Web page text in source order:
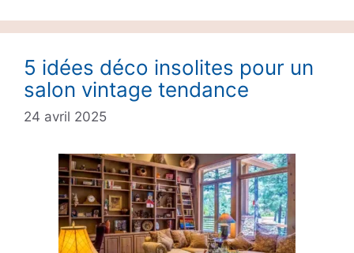
5 idées déco insolites pour un
salon vintage tendance
24 avril 2025